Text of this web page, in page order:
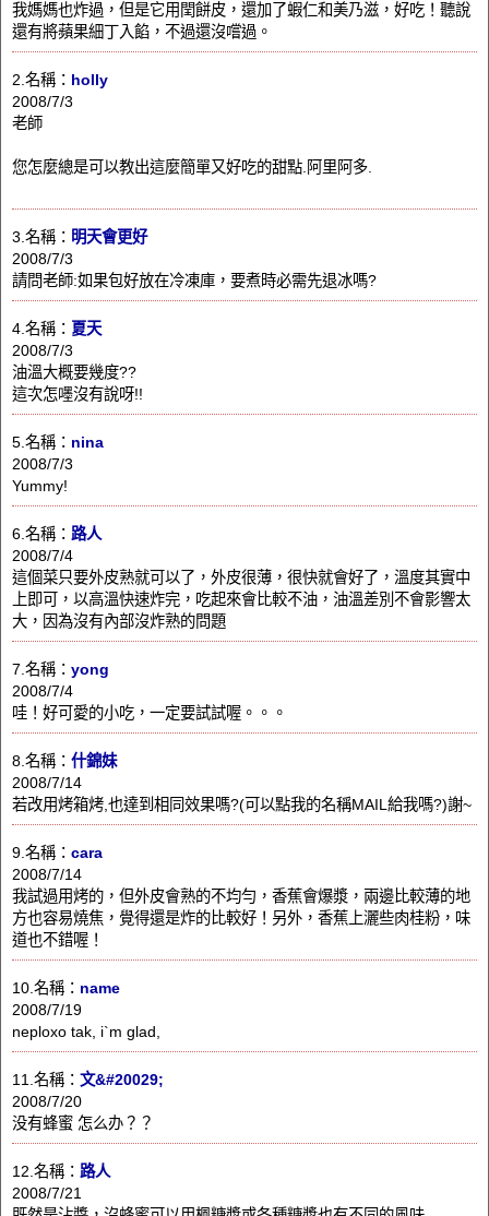
我媽媽也炸過，但是它用閏餅皮，還加了蝦仁和美乃滋，好吃！聽說
還有將蘋果細丁入餡，不過還沒嚐過。
2.名稱： holly
2008/7/3
老師
您怎麼總是可以教出這麼簡單又好吃的甜點.阿里阿多.
3.名稱： 明天會更好
2008/7/3
請問老師:如果包好放在冷凍庫，要煮時必需先退冰嗎?
4.名稱： 夏天
2008/7/3
油溫大概要幾度??
這次怎嚜沒有說呀!!
5.名稱： nina
2008/7/3
Yummy!
6.名稱： 路人
2008/7/4
這個菜只要外皮熟就可以了，外皮很薄，很快就會好了，溫度其實中
上即可，以高溫快速炸完，吃起來會比較不油，油溫差別不會影響太
大，因為沒有內部沒炸熟的問題
7.名稱： yong
2008/7/4
哇！好可愛的小吃，一定要試試喔。。。
8.名稱： 什錦妹
2008/7/14
若改用烤箱烤,也達到相同效果嗎?(可以點我的名稱MAIL給我嗎?)謝~
9.名稱： cara
2008/7/14
我試過用烤的，但外皮會熟的不均勻，香蕉會爆漿，兩邊比較薄的地
方也容易燒焦，覺得還是炸的比較好！另外，香蕉上灑些肉桂粉，味
道也不錯喔！
10.名稱： name
2008/7/19
neploxo tak, i`m glad,
11.名稱： 文&#20029;
2008/7/20
没有蜂蜜 怎么办？？
12.名稱： 路人
2008/7/21